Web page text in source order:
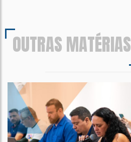
OUTRAS MATÉRIAS